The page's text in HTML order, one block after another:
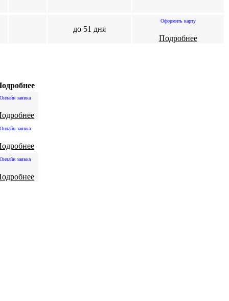
до 51 дня
Оформить карту
Подробнее
Онлайн заявка
Онлайн заявка
Онлайн заявка